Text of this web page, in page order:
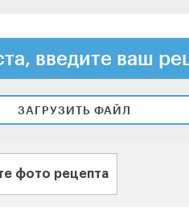
введите ваш
ЗАГРУЗИТЬ ФАЙЛ
фото рецепта